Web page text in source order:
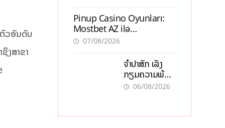
ຕົວອັນດັບ
ງສາຂາ
Pinup Casino Oyunları:
Mostbet AZ ilə
Müqayisədə Nə Təqdim
07/08/2026
ຈຳປາສັກ ເລັ່ງ
ກຽມຄວາມພ້ອມ
“ປີທ່ອງທ່ຽວ
ເສດຖະກິດ
06/08/2026